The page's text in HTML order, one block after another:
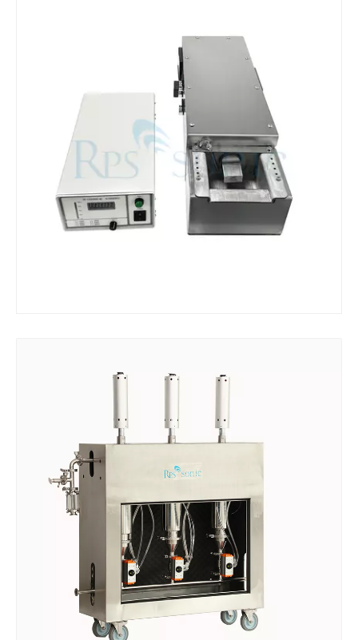
Atualmente, a pesquisa sobre a extração de antioxidantes e